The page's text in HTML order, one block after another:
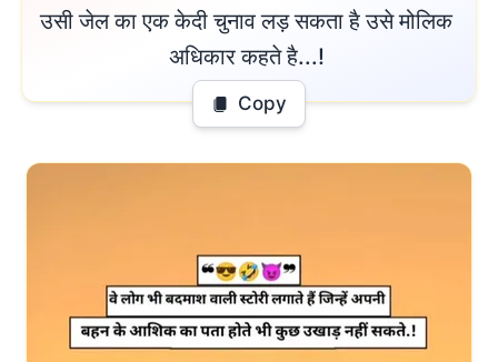
उसी जेल का एक केदी चुनाव लड़ सकता है उसे मोलिक
अधिकार कहते है...!
Copy